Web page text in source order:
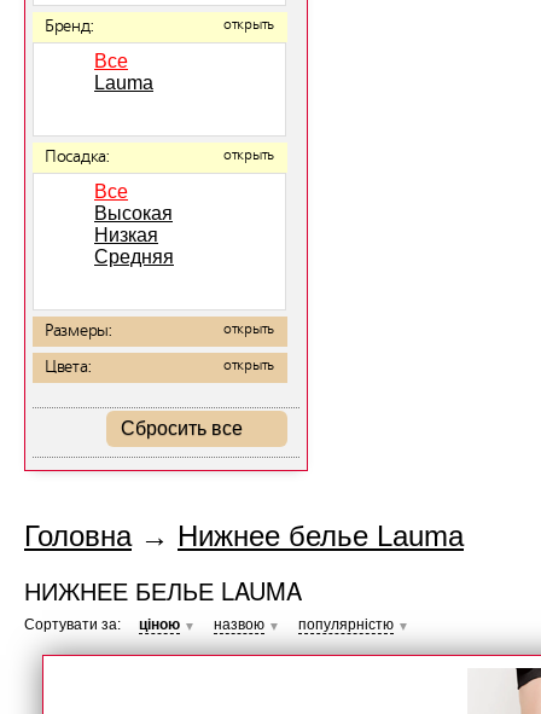
Бренд: открыть
Все
Lauma
Посадка: открыть
Все
Высокая
Низкая
Средняя
Размеры: открыть
Цвета: открыть
Сбросить все
Головна→ Нижнее белье Lauma
НИЖНЕЕ БЕЛЬЕ LAUMA
Сортувати за: ціною ▼ назвою ▼ популярністю ▼